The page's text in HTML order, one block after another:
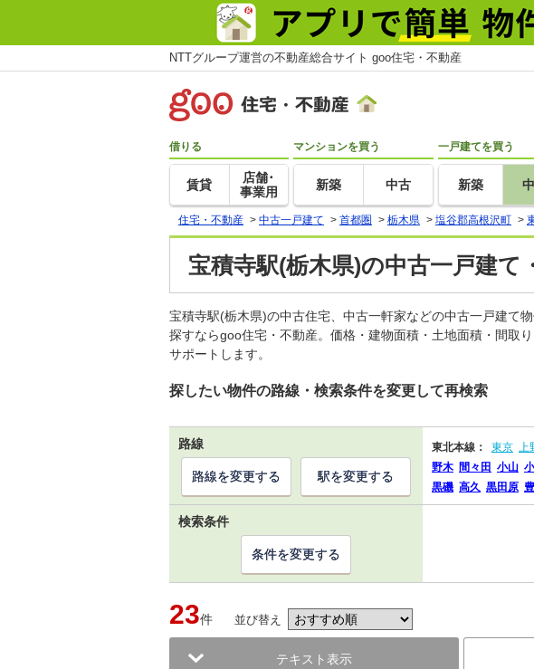
NTTグループ運営の不動産総合サイト goo住宅・不動産
借りる
賃貸
店舗･
事業用
マンションを買う
新築 中古
一戸建てを買う
新築
住宅・不動産 > 中古一戸建て > 首都圏 > 栃木県 > 塩谷郡高根沢町 >
宝積寺駅(栃木県)の中古一戸建て
宝積寺駅(栃木県)の中古住宅、中古一軒家などの中古一戸建て
探すならgoo住宅・不動産。価格・建物面積・土地面積・間取
サポートします。
探したい物件の路線・検索条件を変更して再検索
路線 東北本線： 東京 上
野木 間々田 小山
黒磯 高久 黒田原
路線を変更する 駅を変更する
検索条件
条件を変更する
23件 並び替え
テキスト表示